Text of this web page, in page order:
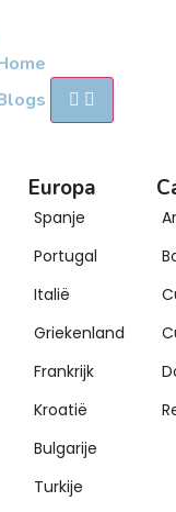
Europa
Spanje
Portugal
Italië
Griekenland
Frankrijk
Kroatië
Bulgarije
Turkije